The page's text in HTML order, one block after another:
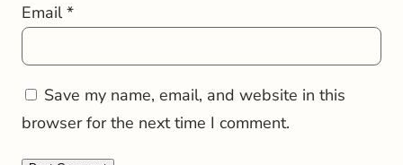
Email*
Save my name, email, and website in this
browser for the next time I comment.